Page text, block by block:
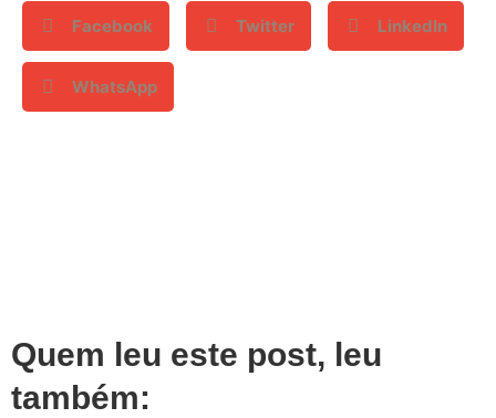
Facebook Twitter LinkedIn
WhatsApp
Quem leu este post, leu
também: